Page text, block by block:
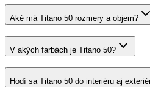
Aké má Titano 50 rozmery a objem?
V akých farbách je Titano 50?
Hodí sa Titano 50 do interiéru aj